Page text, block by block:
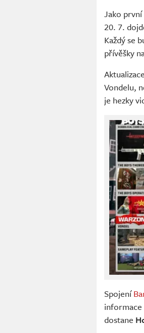
Jako
20. 7.
Každý se
přívěšky
Vondelu,
je hezky
Spojení
informace
dostane